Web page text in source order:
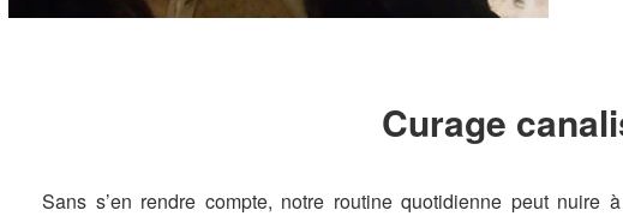
Curage
Sans s’en rendre compte, notre routine quotidienne peut